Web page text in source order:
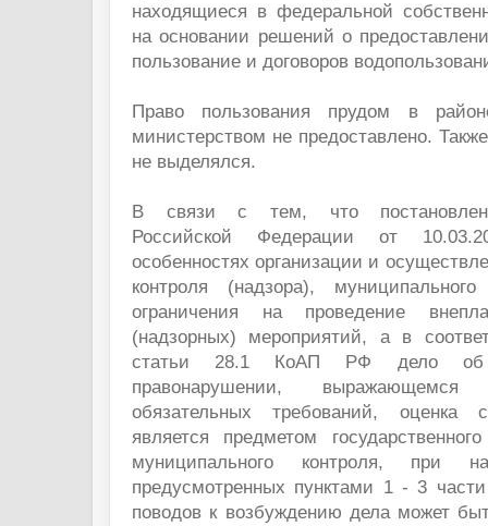
находящиеся в федеральной
на основании решений о
пользование и договоров
Право пользования прудом в
министерством не предоставлено.
не выделялся.
В связи с тем, что
Российской Федерации от
особенностях организации и
контроля (надзора),
ограничения на проведение
(надзорных) мероприятий, а в
статьи 28.1 КоАП РФ дело об
правонарушении,
обязательных требований, оценка
является предметом
муниципального контроля, при
предусмотренных пунктами 1 - 3
поводов к возбуждению дела может